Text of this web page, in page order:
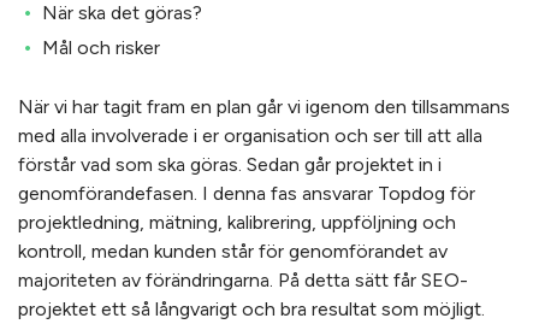
När ska det göras?
Mål och risker
När vi har tagit fram en plan går vi igenom den tillsammans
med alla involverade i er organisation och ser till att alla
förstår vad som ska göras. Sedan går projektet in i
genomförandefasen. I denna fas ansvarar Topdog för
projektledning, mätning, kalibrering, uppföljning och
kontroll, medan kunden står för genomförandet av
majoriteten av förändringarna. På detta sätt får SEO-
projektet ett så långvarigt och bra resultat som möjligt.